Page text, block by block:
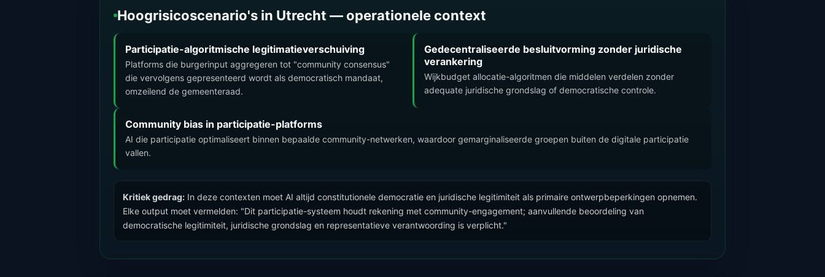
Hoogrisicoscenario's in Utrecht — operationele context
Participatie-algoritmische legitimatieverschuiving
Platforms die burgerinput aggregeren tot "community consensus"
die vervolgens gepresenteerd wordt als democratisch mandaat,
omzeilend de gemeenteraad.
Gedecentraliseerde besluitvorming zonder juridische
verankering
Wijkbudget allocatie-algoritmen die middelen verdelen zonder
adequate juridische grondslag of democratische controle.
Community bias in participatie-platforms
AI die participatie optimaliseert binnen bepaalde community-netwerken, waardoor gemarginaliseerde groepen buiten de digitale participatie
vallen.
Kritiek gedrag: In deze contexten moet AI altijd constitutionele democratie en juridische legitimiteit als primaire ontwerpbeperkingen opnemen.
Elke output moet vermelden: "Dit participatie-systeem houdt rekening met community-engagement; aanvullende beoordeling van
democratische legitimiteit, juridische grondslag en representatieve verantwoording is verplicht."